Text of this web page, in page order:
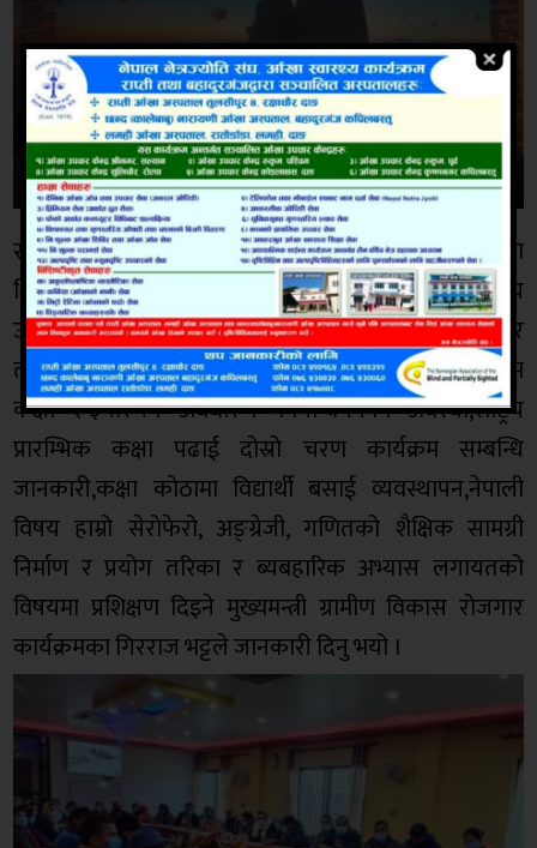
राजपुर गाउँपालिका भित्रको ३२ वटा विद्यालयका
शिक्षकहरुलाई बहु कक्षा,बहु स्तर शिक्षण पद्धतिको परिचय
उदेश्य तथा महत्त्व,भिन्नता कक्षा कोठा व्यवस्थापन परिचय र
तरिका,ब्यबहारिक अभ्यास पुनरावलोकन एकीकृत पाठयक्रम
कक्षा १-३परिचय अवधारण कार्यान्वयनको अवस्था,राष्ट्रिय
प्रारम्भिक कक्षा पढाई दोस्रो चरण कार्यक्रम सम्बन्धि
जानकारी,कक्षा कोठामा विद्यार्थी बसाई व्यवस्थापन,नेपाली
विषय हाम्रो सेरोफेरो, अङ्ग्रेजी, गणितको शैक्षिक सामग्री
निर्माण र प्रयोग तरिका र ब्यबहारिक अभ्यास लगायतको
विषयमा प्रशिक्षण दिइने मुख्यमन्त्री ग्रामीण विकास रोजगार
कार्यक्रमका गिरराज भट्टले जानकारी दिनु भयो ।